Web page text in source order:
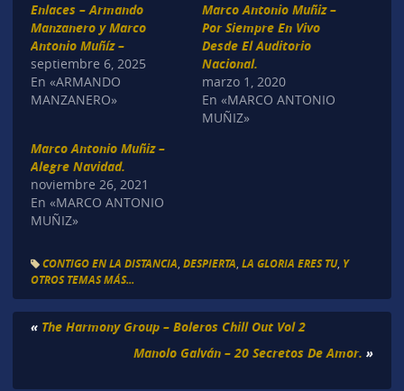
Enlaces – Armando
Manzanero y Marco
Antonio Muñíz –
septiembre 6, 2025
En «ARMANDO
MANZANERO»
Marco Antonio Muñiz –
Por Siempre En Vivo
Desde El Auditorio
Nacional.
marzo 1, 2020
En «MARCO ANTONIO
MUÑIZ»
Marco Antonio Muñiz –
Alegre Navidad.
noviembre 26, 2021
En «MARCO ANTONIO
MUÑIZ»
CONTIGO EN LA DISTANCIA DESPIERTA LA GLORIA ERES TU, Y
OTROS TEMAS MÁS...
« The Harmony Group – Boleros Chill Out Vol 2
Manolo Galván – 20 Secretos De Amor. »